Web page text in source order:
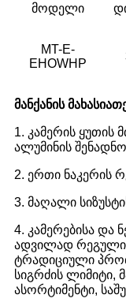
მოდელი
MT-E-
EHOWHP
მანქანის
1. კამერის ყუთის
ალუმინის
2. ერთი ნაკერის
3. მაღალი
4. კამერებისა და
ადვილად
ტრადიციული
სიგრძის ლიმიტი,
ასორტიმენტი,